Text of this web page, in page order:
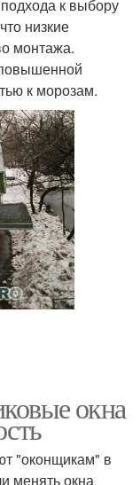
к выбору
низкие
монтажа.
к морозам.
окна
"оконщикам" в
менять окна